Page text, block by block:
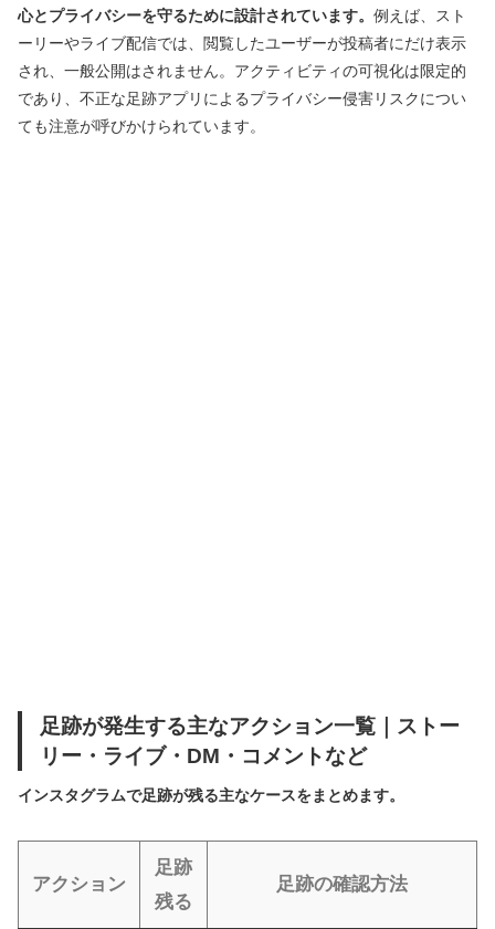
心とプライバシーを守るために設計されています。 例えば、スト
ーリーやライブ配信では、閲覧したユーザーが投稿者にだけ表示
され、一般公開はされません。アクティビティの可視化は限定的
であり、不正な足跡アプリによるプライバシー侵害リスクについ
ても注意が呼びかけられています。
足跡が発生する主なアクション一覧｜ストー
リー・ライブ・DM・コメントなど
インスタグラムで足跡が残る主なケースをまとめます。
アクション
足跡
残る
足跡の確認方法